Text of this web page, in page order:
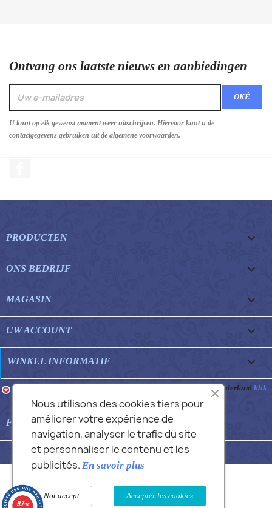
Ontvang ons laatste nieuws en aanbiedingen
U kunt op elk gewenst moment weer uitschrijven. Hiervoor kunt u de
contactgegevens gebruiken uit de algemene voorwaarden.
PRODUCTEN 
ONS BEDRIJF 
MAGASIN 
UW ACCOUNT 
WINKEL INFORMATIE keyboard_arrow_down
Merchant goedgekeurd door Gegarandeerde Beoordelingen Nederland klik
hier om het attest te tonen .
FEATURED FAQS 
© 2026 - Commans Alex
Nous utilisons des cookies tiers pour
améliorer votre expérience de
navigation, analyser le trafic du site
et personnaliser le contenu et les
publicités. En savoir plus
Accepter les cookies
Not accept
9.7/10